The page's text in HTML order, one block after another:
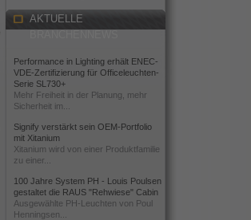
AKTUELLE
Performance in Lighting erhält ENEC-
VDE-Zertifizierung für Officeleuchten-
Serie SL730+
Mehr Freiheit in der Planung, mehr
Sicherheit im...
Signify verstärkt sein OEM-Portfolio
mit Xitanium
Xitanium wird von einer Produktfamilie
zu einer...
100 Jahre System PH - Louis Poulsen
gestaltet die RAUS "Rehwiese" Cabin
Ausgewählte PH-Leuchten von Poul
Henningsen...